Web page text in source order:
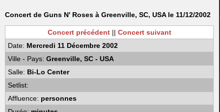
Concert de Guns N' Roses à Greenville, SC, USA le 11/12/2002
Concert précédent|| Concert suivant
Date: Mercredi 11 Décembre 2002
Ville - Pays:Greenville, SC - USA
Salle: Bi-Lo Center
Setlist:
Affluence: personnes